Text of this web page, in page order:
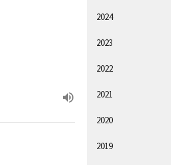
2024
2023
2022
2021
2020
2019